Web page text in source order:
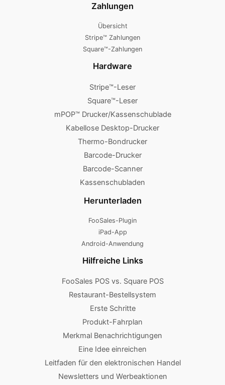
Zahlungen
Übersicht
Stripe™ Zahlungen
Square™-Zahlungen
Hardware
Stripe™-Leser
Square™-Leser
mPOP™ Drucker/Kassenschublade
Kabellose Desktop-Drucker
Thermo-Bondrucker
Barcode-Drucker
Barcode-Scanner
Kassenschubladen
Herunterladen
FooSales-Plugin
iPad-App
Android-Anwendung
Hilfreiche Links
FooSales POS vs. Square POS
Restaurant-Bestellsystem
Erste Schritte
Produkt-Fahrplan
Merkmal Benachrichtigungen
Eine Idee einreichen
Leitfaden für den elektronischen Handel
Newsletters und Werbeaktionen